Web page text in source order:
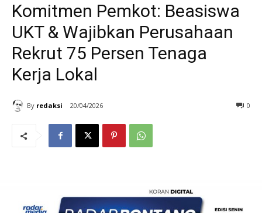
Komitmen Pemkot: Beasiswa
UKT & Wajibkan Perusahaan
Rekrut 75 Persen Tenaga
Kerja Lokal
By redaksi 20/04/2026 0